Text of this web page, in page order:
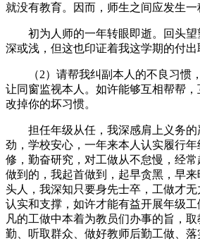
就没有教育。因而，师生之间应发生一
初为人师的一年转眼即逝。回头望
深或浅，但这也印证着我这学期的付出
（2）请帮我纠副本人的不良习惯
让同窗监视本人。如许能够互相帮帮，
改掉你的坏习惯。
担任年级从任，我深感肩上义务的
劲，学校安心，一年来本人认实履行
修，勤奋研究，对工做从不怠慢，经
做到的，我起首做到，起早贪黑，早
头人，我深知只要身先士卒，工做才
认实和支撑，如许才能有益开展年级
凡的工做中本着为教员们办事的旨，
勤、听取群众、做好教师后勤工做、